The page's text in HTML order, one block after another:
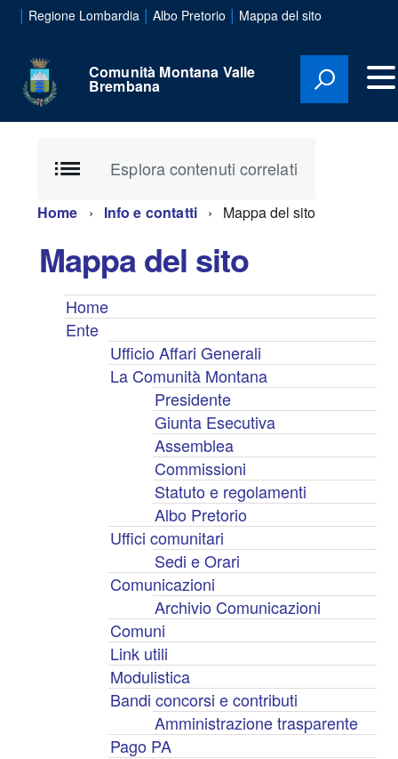
| Regione Lombardia | Albo Pretorio | Mappa del sito
Comunità Montana Valle
Brembana
Esplora contenuti correlati
Home Info e contatti Mappa del sito
Mappa del sito
Home
Ente
Ufficio Affari Generali
La Comunità Montana
Presidente
Giunta Esecutiva
Assemblea
Commissioni
Statuto e regolamenti
Albo Pretorio
Uffici comunitari
Sedi e Orari
Comunicazioni
Archivio Comunicazioni
Comuni
Link utili
Modulistica
Bandi concorsi e contributi
Amministrazione trasparente
Pago PA